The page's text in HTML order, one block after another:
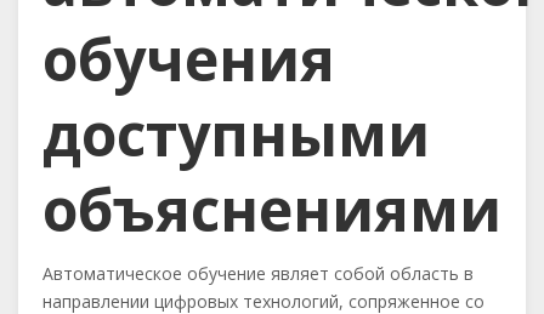
обучения
доступными
объяснениями
Автоматическое обучение являет собой область в
направлении цифровых технологий, сопряженное со